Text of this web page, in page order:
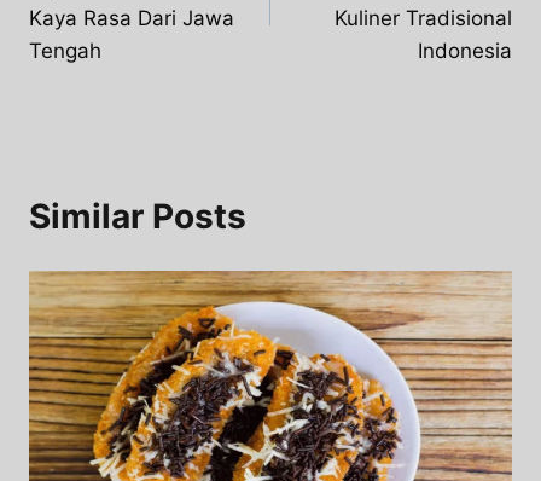
Kaya Rasa Dari Jawa
Tengah
Kuliner Tradisional
Indonesia
Similar Posts